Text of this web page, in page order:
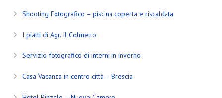
Shooting Fotografico – piscina coperta e riscaldata
I piatti di Agr. Il Colmetto
Servizio fotografico di interni in inverno
Casa Vacanza in centro città – Brescia